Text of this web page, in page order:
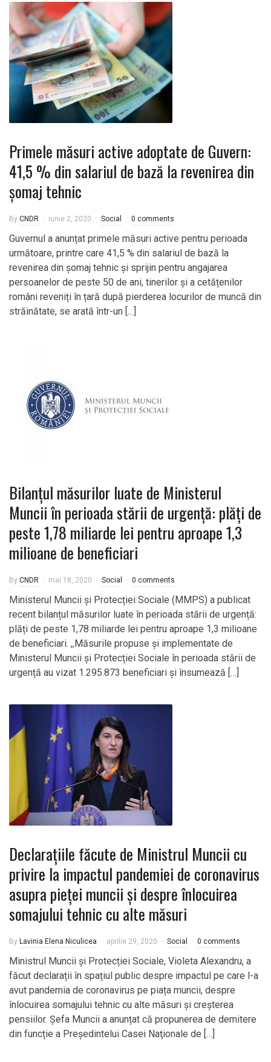
Primele măsuri active adoptate de Guvern:
41,5 % din salariul de bază la revenirea din
șomaj tehnic
By CNDR iunie 2, 2020 Social 0 comments
Guvernul a anunțat primele măsuri active pentru perioada
următoare, printre care 41,5 % din salariul de bază la
revenirea din șomaj tehnic și sprijin pentru angajarea
persoanelor de peste 50 de ani, tinerilor și a cetățenilor
români reveniți în țară după pierderea locurilor de muncă din
străinătate, se arată într-un […]
Bilanțul măsurilor luate de Ministerul
Muncii în perioada stării de urgență: plăți de
peste 1,78 miliarde lei pentru aproape 1,3
milioane de beneficiari
By CNDR mai 18, 2020 Social 0 comments
Ministerul Muncii și Protecției Sociale (MMPS) a publicat
recent bilanțul măsurilor luate în perioada stării de urgență:
plăți de peste 1,78 miliarde lei pentru aproape 1,3 milioane
de beneficiari. ,,Măsurile propuse și implementate de
Ministerul Muncii și Protecției Sociale în perioada stării de
urgență au vizat 1.295.873 beneficiari și însumează […]
Declarațiile făcute de Ministrul Muncii cu
privire la impactul pandemiei de coronavirus
asupra pieței muncii și despre înlocuirea
somajului tehnic cu alte măsuri
By Lavinia Elena Niculicea aprilie 29, 2020 Social 0 comments
Ministrul Muncii și Protecției Sociale, Violeta Alexandru, a
făcut declarații în spațiul public despre impactul pe care l-a
avut pandemia de coronavirus pe piața muncii, despre
înlocuirea somajului tehnic cu alte măsuri și creșterea
pensiilor. Șefa Muncii a anunțat că propunerea de demitere
din funcție a Președintelui Casei Naţionale de […]